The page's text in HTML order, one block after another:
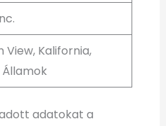
View, Kalifornia,
adatokat a